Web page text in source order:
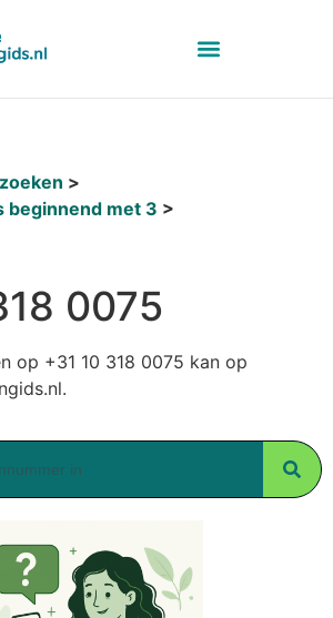
beginnend met 3
0075
op +31 10 318 0075 kan op